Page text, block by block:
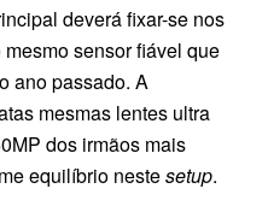
deverá fixar-se nos
sensor fiável que
ano passado. A
mesmas lentes ultra
dos irmãos mais
equilíbrio nestesetup.